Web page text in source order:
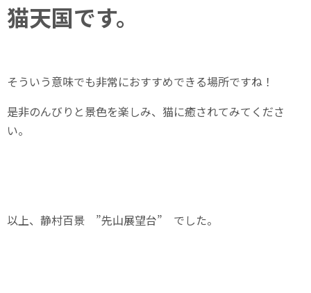
猫天国です。
そういう意味でも非常におすすめできる場所ですね！
是非のんびりと景色を楽しみ、猫に癒されてみてくださ
い。
以上、静村百景 ”先山展望台” でした。